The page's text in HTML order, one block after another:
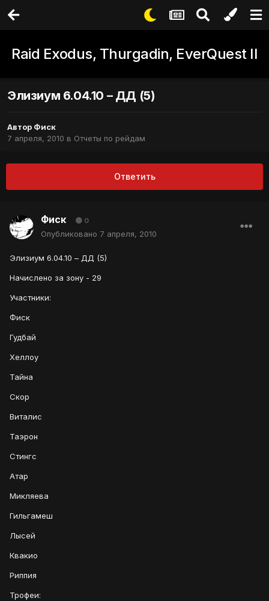
Raid Exodus, Thurgadin, EverQuest II
Элизиум 6.04.10 – ДД (5)
Автор Фиск
7 апреля, 2010 в Отчеты по рейдам
Ответить
Фиск 0
Опубликовано 7 апреля, 2010
Элизиум 6.04.10 – ДД (5)
Начислено за зону - 29
Участники:
Фиск
Гудбай
Хеллоу
Тайна
Скор
Виталис
Таэрон
Стингс
Атар
Микляева
Гильгамеш
Лысей
Квакио
Риппия
Трофеи: